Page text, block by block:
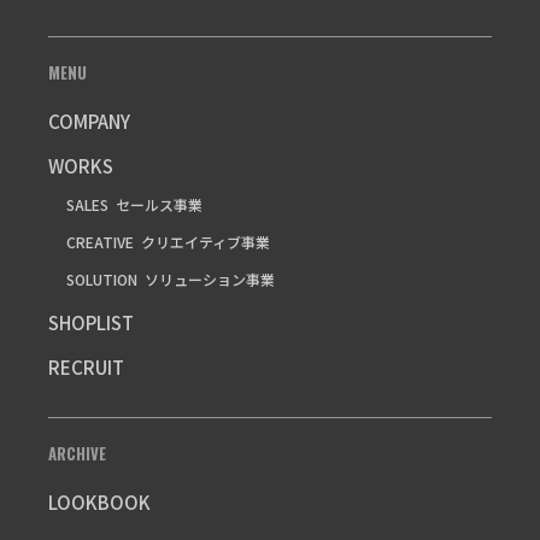
MENU
COMPANY
WORKS
SALES セールス事業
CREATIVE クリエイティブ事業
SOLUTION ソリューション事業
SHOPLIST
RECRUIT
ARCHIVE
LOOKBOOK